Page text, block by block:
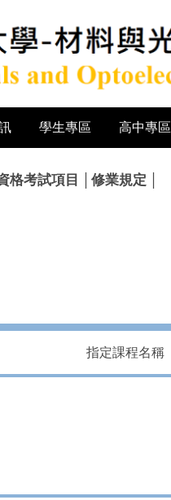
學生專區 高中專區
格考試項目 修業規定
指定課程名稱